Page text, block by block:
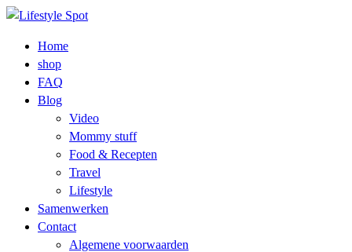
Home
shop
FAQ
Blog
Video
Mommy stuff
Food & Recepten
Travel
Lifestyle
Samenwerken
Contact
Algemene voorwaarden